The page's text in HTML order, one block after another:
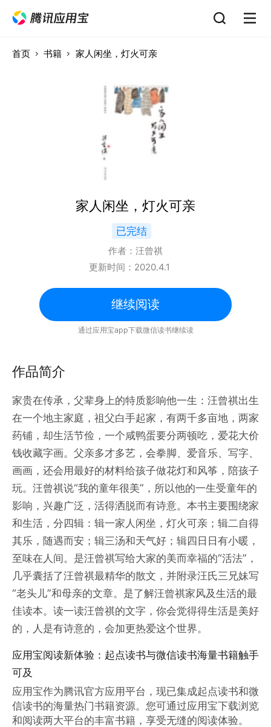
首页 书籍 家人闲坐，灯火可亲
家人闲坐，灯火可亲
已完结
作者： 汪曾祺
更新时间： 2020.4.1
继续阅读
通过应用宝app下载微信读书继续读
作品简介
家贵在传承，父辈身上的特质影响他一生：汪曾祺出生
在一个地主家庭，祖父白手起家，有两千多亩地，两家
药铺，却生活节俭，一个咸鸭蛋要分两顿吃，爱花大价
钱收藏字画。父亲多才多艺，会拳脚、爱音乐、写字、
画画，还会用最好的材料给孩子做花灯和风筝，陪孩子
玩。汪曾祺说“我的童年很美”，所以他的一生受童年的
影响，兴趣广泛，活得洒脱而有诗意。本书主要围绕家
和生活，分四辑：辑一家人闲坐，灯火可亲；辑二自得
其乐，随遇而安；辑三汤和天气好；辑四日日有小暖，
至味在人间。是汪曾祺写给大家的美而幸福的“活法”，
几乎囊括了汪曾祺最精华的散文，并附录汪氏三兄妹写
“老头儿”和母亲的文章。是了解汪曾祺家风及生活的最
佳读本。读一读汪曾祺的文字，你会觉得得生活是美好
的，人是有诗意的，会加更热爱这个世界。
应用宝阅读新体验：起点读书与微信读书海量书籍触手
可及
应用宝作为腾讯官方应用平台，现已集成起点读书和微
信读书的海量热门书籍资源。您可通过应用宝下载浏览
和阅读两大平台的丰富书籍，享受无缝的阅读体验。